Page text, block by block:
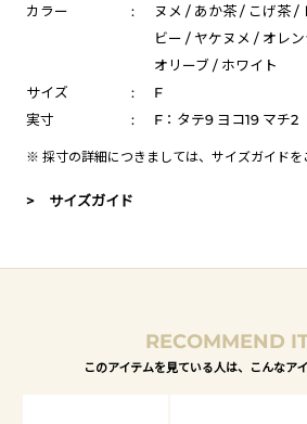
カラー
:
ヌメ / あか茶 / こげ茶 /
ビー / ヤケヌメ / オレ
オリーブ / ホワイト
サイズ
:
F
実寸
: F：タテ9 ヨコ19 マチ2
※ 採寸の詳細につきましては、 サイズガイドを
> サイズガイド
RECOMMEND
このアイテムを見ている人は、こんなア